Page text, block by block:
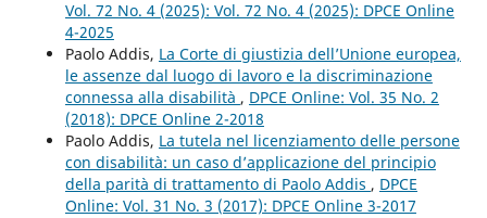
Vol. 72 No. 4 (2025): Vol. 72 No. 4 (2025): DPCE Online
4-2025
Paolo Addis, La Corte di giustizia dell’Unione europea,
le assenze dal luogo di lavoro e la discriminazione
connessa alla disabilità , DPCE Online: Vol. 35 No. 2
(2018): DPCE Online 2-2018
Paolo Addis, La tutela nel licenziamento delle persone
con disabilità: un caso d’applicazione del principio
della parità di trattamento di Paolo Addis , DPCE
Online: Vol. 31 No. 3 (2017): DPCE Online 3-2017